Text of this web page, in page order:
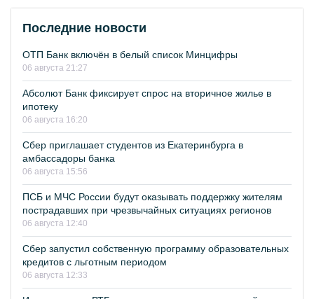
Последние новости
ОТП Банк включён в белый список Минцифры
06 августа 21:27
Абсолют Банк фиксирует спрос на вторичное жилье в
ипотеку
06 августа 16:20
Сбер приглашает студентов из Екатеринбурга в
амбассадоры банка
06 августа 15:56
ПСБ и МЧС России будут оказывать поддержку жителям
пострадавших при чрезвычайных ситуациях регионов
06 августа 12:40
Сбер запустил собственную программу образовательных
кредитов с льготным периодом
06 августа 12:33